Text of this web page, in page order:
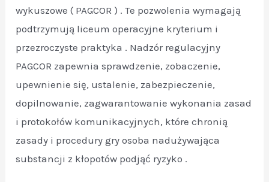
wykuszowe ( PAGCOR ) . Te pozwolenia wymagają
podtrzymują liceum operacyjne kryterium i
przezroczyste praktyka . Nadzór regulacyjny
PAGCOR zapewnia sprawdzenie, zobaczenie,
upewnienie się, ustalenie, zabezpieczenie,
dopilnowanie, zagwarantowanie wykonania zasad
i protokołów komunikacyjnych, które chronią
zasady i procedury gry osoba nadużywająca
substancji z kłopotów podjąć ryzyko .